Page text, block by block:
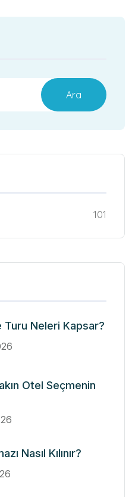
Ara
101
Turu Neleri Kapsar?
Otel Seçmenin
Nasıl Kılınır?